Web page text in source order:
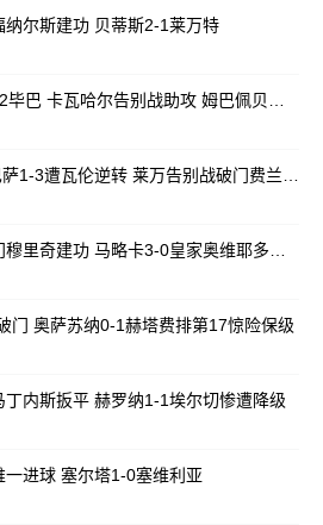
纳尔斯建功 贝蒂斯2-1莱万特
门 奥萨苏纳0-1赫塔费排第17惊险保级
内斯扳平 赫罗纳1-1埃尔切惨遭降级
进球 塞尔塔1-0塞维利亚